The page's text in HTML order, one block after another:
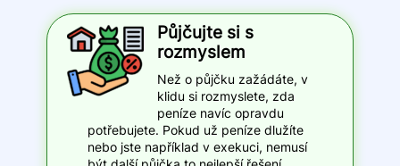
Půjčujte si s
rozmyslem
Než o půjčku zažádáte, v
klidu si rozmyslete, zda
peníze navíc opravdu
potřebujete. Pokud už peníze dlužíte
nebo jste například v exekuci, nemusí